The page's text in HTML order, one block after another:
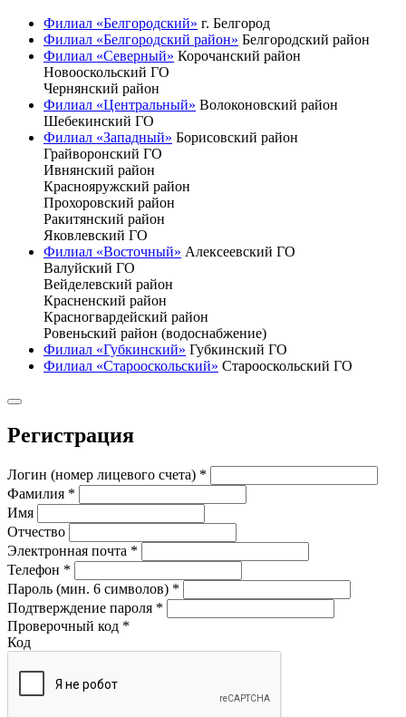
Филиал «Белгородский» г. Белгород
Филиал «Белгородский район» Белгородский район
Филиал «Северный» Корочанский район
Новооскольский ГО
Чернянский район
Филиал «Центральный» Волоконовский район
Шебекинский ГО
Филиал «Западный» Борисовский район
Грайворонский ГО
Ивнянский район
Краснояружский район
Прохоровский район
Ракитянский район
Яковлевский ГО
Филиал «Восточный» Алексеевский ГО
Валуйский ГО
Вейделевский район
Красненский район
Красногвардейский район
Ровеньский район (водоснабжение)
Филиал «Губкинский» Губкинский ГО
Филиал «Старооскольский» Старооскольский ГО
Регистрация
Логин (номер лицевого счета) *
Фамилия *
Имя
Отчество
Электронная почта *
Телефон *
Пароль (мин. 6 символов) *
Подтверждение пароля *
Проверочный код *
Код